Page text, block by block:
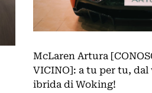
McLaren Artura
VICINO]: a tu per tu, dal
ibrida di Woking!